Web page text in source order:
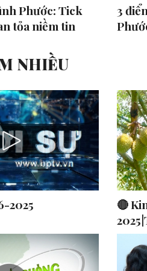
Phước: Tick
tỏa niềm tin
3
NHIỀU
2025
🔴